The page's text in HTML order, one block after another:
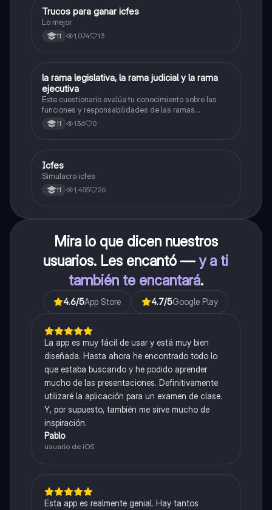
Química
Trucos para ganar icfes
Lo mejor
11 1,074 13
LSociales/Historia
la rama legislativa, la rama judicial y la rama
ejecutiva
Este cuestionario evalúa tu conocimiento sobre las
funciones y responsabilidades de las ramas
legislativa, judicial y ejecutiva.
11 136 0
ICFES: Sociales y Ciudadanas
Icfes
Simulacro icfes
11 1,455 26
Mira lo que dicen nuestros
usuarios. Les encantó —y a ti
también te encantará.
4.6/5App Store 4.7/5Google Play
La app es muy fácil de usar y está muy bien
diseñada. Hasta ahora he encontrado todo lo
que estaba buscando y he podido aprender
mucho de las presentaciones. Definitivamente
utilizaré la aplicación para un examen de clase.
Y, por supuesto, también me sirve mucho de
inspiración.
Pablo
usuario de iOS
Esta app es realmente genial. Hay tantos